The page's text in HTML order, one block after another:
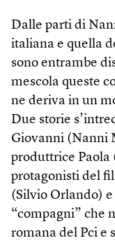
Dalle parti di
italiana e quella
sono entrambe
mescola queste
ne deriva in un
Due storie
Giovanni (Nanni
produttrice Paola
protagonisti del
(Silvio Orlando)
“compagni” che
romana del Pci e